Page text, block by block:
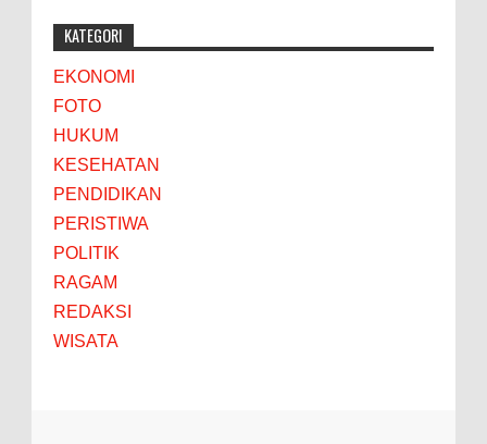
KATEGORI
EKONOMI
FOTO
HUKUM
KESEHATAN
PENDIDIKAN
PERISTIWA
POLITIK
RAGAM
REDAKSI
WISATA